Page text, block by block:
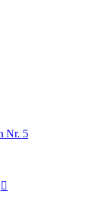
Nr. 5